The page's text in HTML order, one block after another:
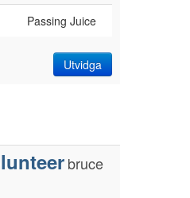
Passing Juice
Utvidga
bruce